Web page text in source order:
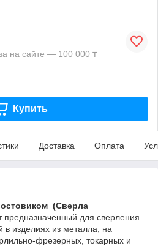
на сайте — 100 000 ₸
Купить
Доставка Оплата
(Сверла
предназначенный для сверления
в изделиях из металла, на
фрезерных, токарных и